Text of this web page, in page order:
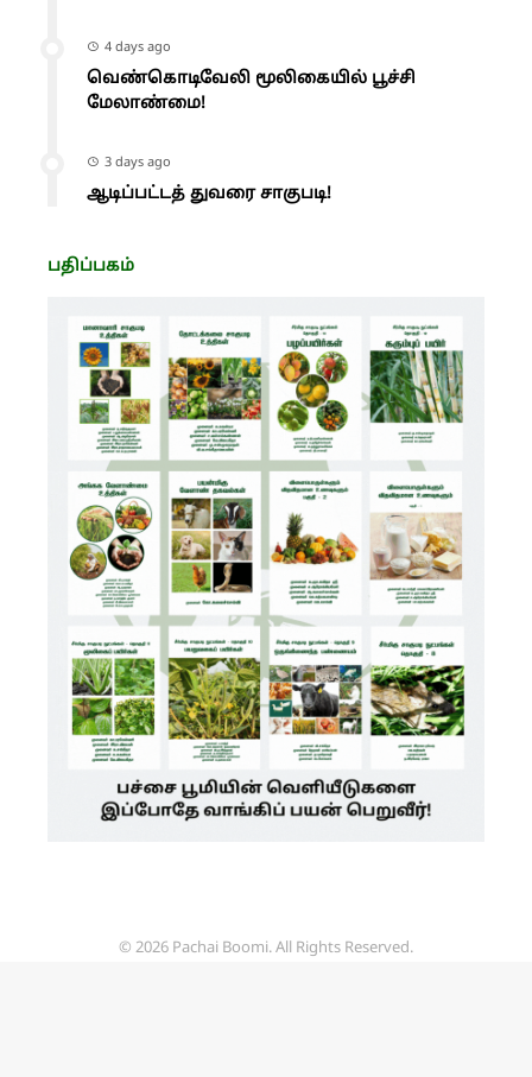
4 days ago
வெண்கொடிவேலி மூலிகையில் பூச்சி
மேலாண்மை!
3 days ago
ஆடிப்பட்டத் துவரை சாகுபடி!
பதிப்பகம்
© 2026 Pachai Boomi. All Rights Reserved.